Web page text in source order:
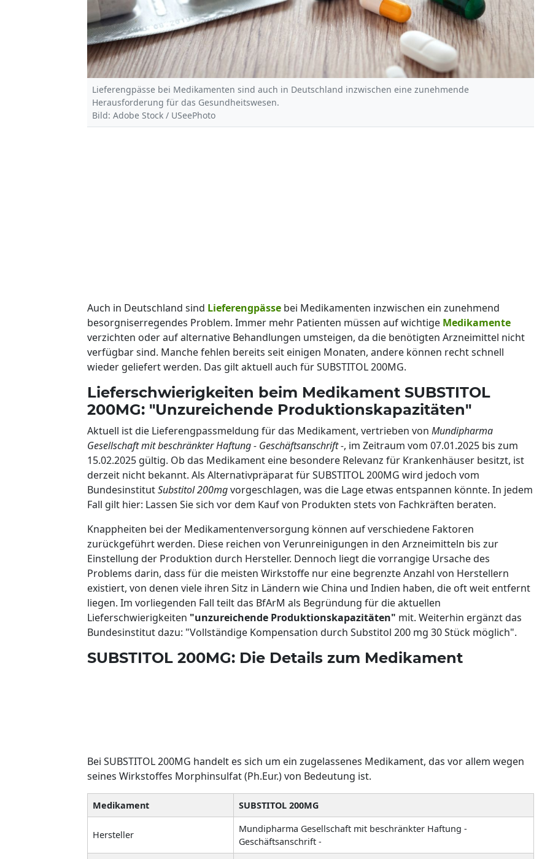
Lieferengpässe bei Medikamenten sind auch in Deutschland inzwischen eine zunehmende
Herausforderung für das Gesundheitswesen.
Bild: Adobe Stock / USeePhoto
Auch in Deutschland sind Lieferengpässe bei Medikamenten inzwischen ein zunehmend
besorgniserregendes Problem. Immer mehr Patienten müssen auf wichtige Medikamente
verzichten oder auf alternative Behandlungen umsteigen, da die benötigten Arzneimittel nicht
verfügbar sind. Manche fehlen bereits seit einigen Monaten, andere können recht schnell
wieder geliefert werden. Das gilt aktuell auch für SUBSTITOL 200MG.
Lieferschwierigkeiten beim Medikament SUBSTITOL
200MG: "Unzureichende Produktionskapazitäten"
Aktuell ist die Lieferengpassmeldung für das Medikament, vertrieben von Mundipharma
Gesellschaft mit beschränkter Haftung - Geschäftsanschrift -, im Zeitraum vom 07.01.2025 bis zum
15.02.2025 gültig. Ob das Medikament eine besondere Relevanz für Krankenhäuser besitzt, ist
derzeit nicht bekannt. Als Alternativpräparat für SUBSTITOL 200MG wird jedoch vom
BundesinstitutSubstitol 200mgvorgeschlagen, was die Lage etwas entspannen könnte. In jedem
Fall gilt hier: Lassen Sie sich vor dem Kauf von Produkten stets von Fachkräften beraten.
Knappheiten bei der Medikamentenversorgung können auf verschiedene Faktoren
zurückgeführt werden. Diese reichen von Verunreinigungen in den Arzneimitteln bis zur
Einstellung der Produktion durch Hersteller. Dennoch liegt die vorrangige Ursache des
Problems darin, dass für die meisten Wirkstoffe nur eine begrenzte Anzahl von Herstellern
existiert, von denen viele ihren Sitz in Ländern wie China und Indien haben, die oft weit entfernt
liegen. Im vorliegenden Fall teilt das BfArM als Begründung für die aktuellen
Lieferschwierigkeiten "unzureichende Produktionskapazitäten" mit. Weiterhin ergänzt das
Bundesinstitut dazu: "Vollständige Kompensation durch Substitol 200 mg 30 Stück möglich".
SUBSTITOL 200MG: Die Details zum Medikament
Bei SUBSTITOL 200MG handelt es sich um ein zugelassenes Medikament, das vor allem wegen
seines Wirkstoffes Morphinsulfat (Ph.Eur.) von Bedeutung ist.
Medikament SUBSTITOL 200MG
Hersteller
Mundipharma Gesellschaft mit beschränkter Haftung -
Geschäftsanschrift -